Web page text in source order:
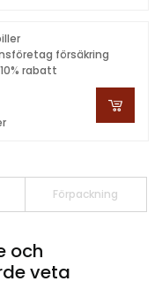
försäkring
rabatt
Förpackning
och
veta